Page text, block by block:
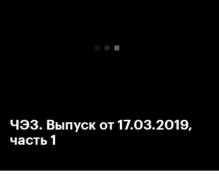
ЧЭЗ. Выпуск от 17.03.2019,
часть 1